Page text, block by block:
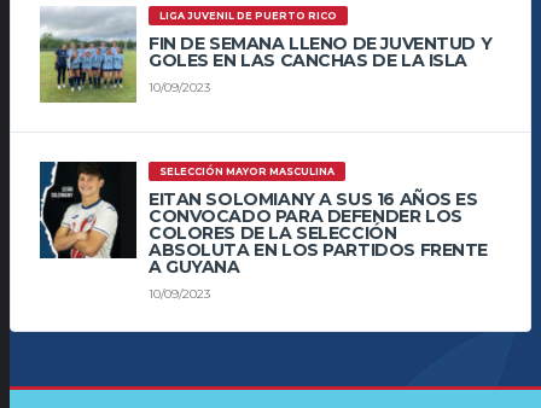
LIGA JUVENIL DE PUERTO RICO
FIN DE SEMANA LLENO DE JUVENTUD Y
GOLES EN LAS CANCHAS DE LA ISLA
10/09/2023
SELECCIÓN MAYOR MASCULINA
EITAN SOLOMIANY A SUS 16 AÑOS ES
CONVOCADO PARA DEFENDER LOS
COLORES DE LA SELECCIÓN
ABSOLUTA EN LOS PARTIDOS FRENTE
A GUYANA
10/09/2023